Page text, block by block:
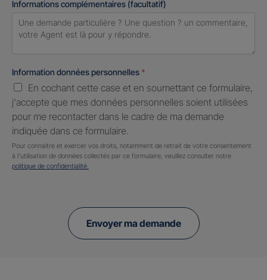
Informations complémentaires (facultatif)
Information données personnelles *
En cochant cette case et en soumettant ce formulaire,
j'accepte que mes données personnelles soient utilisées
pour me recontacter dans le cadre de ma demande
indiquée dans ce formulaire.
Pour connaitre et exercer vos droits, notamment de retrait de votre consentement
à l'utilisation de données collectés par ce formulaire, veuillez consulter notre
politique de confidentialité.
Envoyer ma demande